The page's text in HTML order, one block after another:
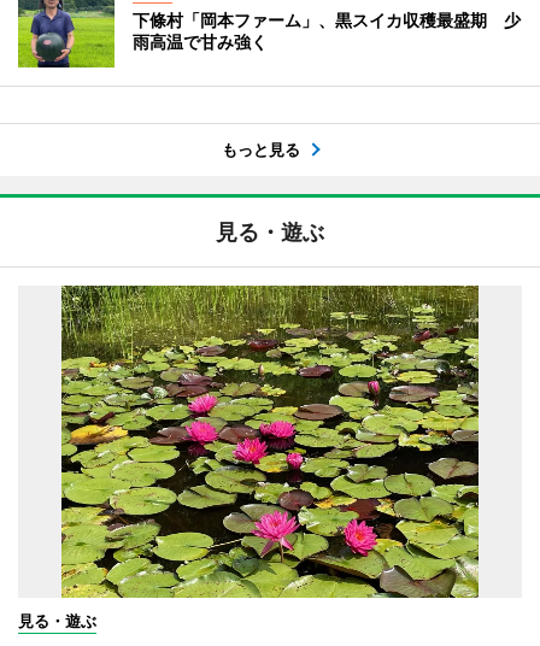
下條村「岡本ファーム」、黒スイカ収穫最盛期 少
雨高温で甘み強く
もっと見る
見る・遊ぶ
見る・遊ぶ